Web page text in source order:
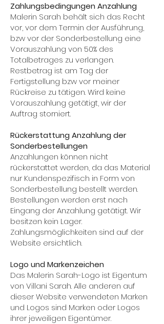
Zahlungsbedingungen Anzahlung
Malerin Sarah behält sich das Recht
vor, vor dem Termin der Ausführung,
bzw vor der Sonderbestellung eine
Vorauszahlung von 50% des
Totalbetrages zu verlangen.
Restbetrag ist am Tag der
Fertigstellung bzw vor meiner
Rückreise zu tätigen. Wird keine
Vorauszahlung getätigt, wir der
Auftrag storniert.
Rückerstattung Anzahlung der
Sonderbestellungen
Anzahlungen können nicht
rückerstattet werden, da das Material
nur Kundenspezifisch in Form von
Sonderbestellung bestellt werden.
Bestellungen werden erst nach
Eingang der Anzahlung getätigt. Wir
besitzen kein Lager.
Zahlungsmöglichkeiten sind auf der
Website ersichtlich.
Logo und Markenzeichen
Das Malerin Sarah-Logo ist Eigentum
von Villani Sarah. Alle anderen auf
dieser Website verwendeten Marken
und Logos sind Marken oder Logos
ihrer jeweiligen Eigentümer.